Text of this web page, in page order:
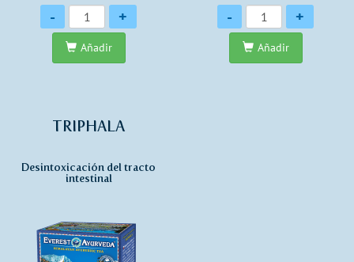
Cantidad
- +
Añadir
Cantidad
- +
Añadir
TRIPHALA
Desintoxicación del tracto
intestinal